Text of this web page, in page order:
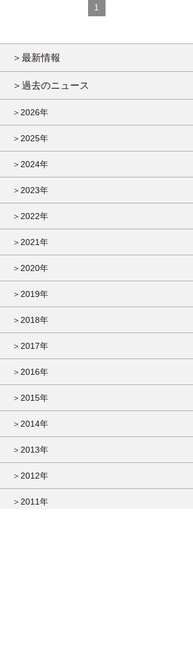
1
＞最新情報
＞過去のニュース
＞2026年
＞2025年
＞2024年
＞2023年
＞2022年
＞2021年
＞2020年
＞2019年
＞2018年
＞2017年
＞2016年
＞2015年
＞2014年
＞2013年
＞2012年
＞2011年